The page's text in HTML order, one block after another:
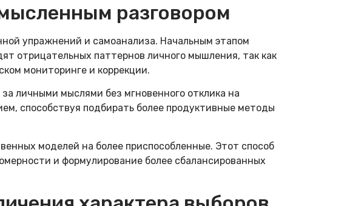
разговором
упражнений и самоанализа. Начальным этапом
отрицательных паттернов личного мышления, так как
мониторинге и коррекции.
личными мыслями без мгновенного отклика на
способствуя подбирать более продуктивные методы
моделей на более приспособленные. Этот способ
и формулирование более сбалансированных